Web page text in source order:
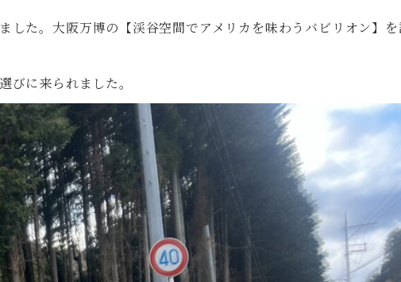
た。大阪万博の【渓谷空間でアメリカを味わうバビリオン】
びに来られました。